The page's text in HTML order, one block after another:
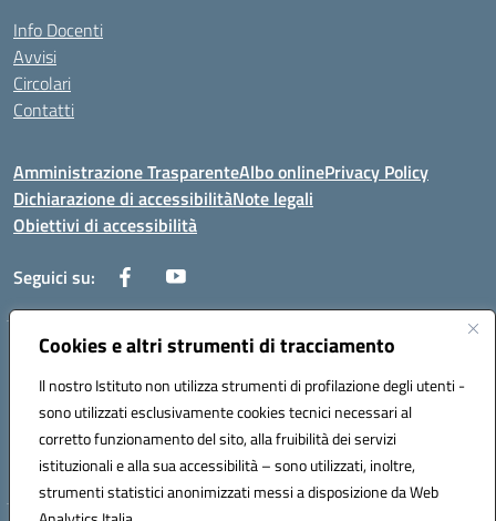
Cookies e altri strumenti di tracciamento
Il nostro Istituto non utilizza strumenti di profilazione degli utenti -
sono utilizzati esclusivamente cookies tecnici necessari al
corretto funzionamento del sito, alla fruibilità dei servizi
istituzionali e alla sua accessibilità – sono utilizzati, inoltre,
strumenti statistici anonimizzati messi a disposizione da Web
Info Docenti
Avvisi
Circolari
Contatti
Amministrazione TrasparenteAlbo onlinePrivacy Policy
Dichiarazione di accessibilitàNote legali
Obiettivi di accessibilità
Seguici su:
Corso Roma, 1 71100 FOGGIA (FG)
Codice meccanografico: FGPM03000E
Mail: FGPM03000E@istruzione.it - PEC:
FGPM03000E@pec.istruzione.it
Codice fiscale: 80002240713